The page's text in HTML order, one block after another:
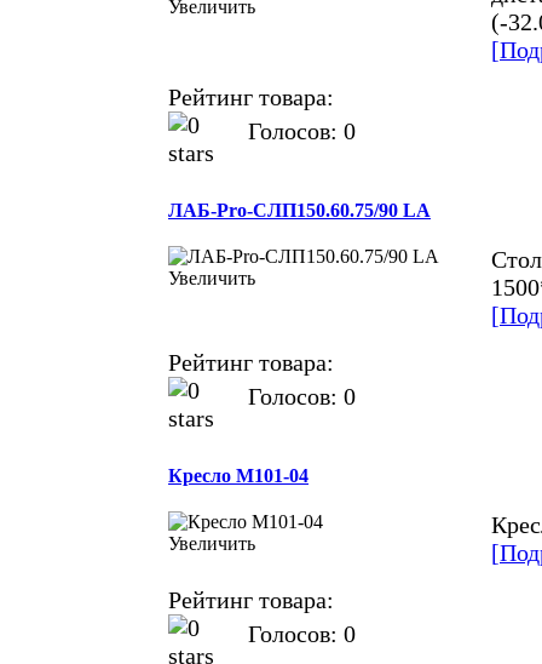
Увеличить
(-
Рейтинг товара:
Голосов: 0
ЛАБ-Pro-СЛП150.60.75/90 LA
Увеличить
Рейтинг товара:
Голосов: 0
Кресло М101-04
Увеличить
Рейтинг товара:
Голосов: 0